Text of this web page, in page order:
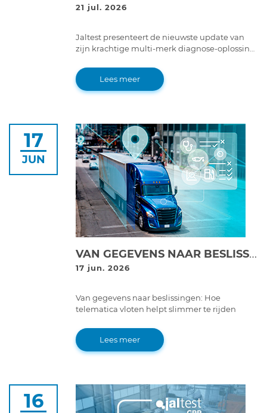
21 jul. 2026
Jaltest presenteert de nieuwste update van
zijn krachtige multi-merk diagnose-oplossing,
Lees meer
17
JUN
VAN GEGEVENS NAAR BESLISSINGEN: HOE TELEMATICA WAGENPARKBEHEER VERANDERT
17 jun. 2026
Van gegevens naar beslissingen: Hoe
telematica vloten helpt slimmer te rijden
Lees meer
16